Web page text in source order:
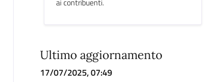
ai contribuenti.
Ultimo aggiornamento
17/07/2025, 07:49